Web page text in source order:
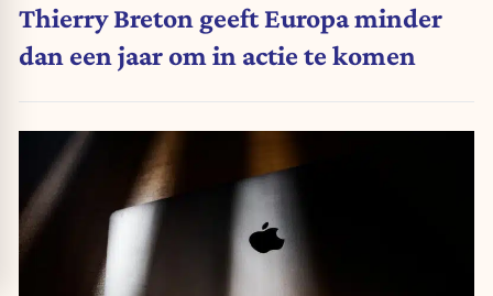
Thierry Breton geeft Europa minder
dan een jaar om in actie te komen